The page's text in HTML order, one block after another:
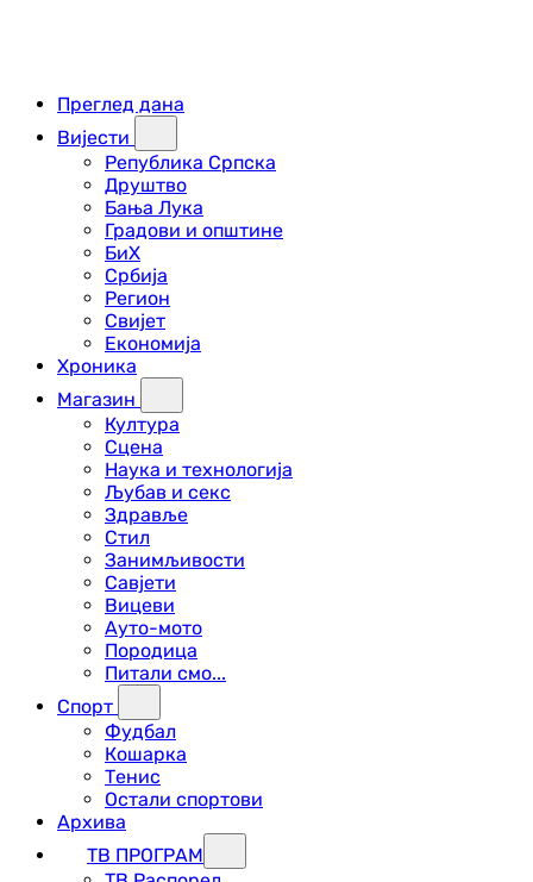
Преглед дана
Вијести
Република Српска
Друштво
Бања Лука
Градови и општине
БиХ
Србија
Регион
Свијет
Економија
Хроника
Магазин
Култура
Сцена
Наука и технологија
Љубав и секс
Здравље
Стил
Занимљивости
Савјети
Вицеви
Ауто-мото
Породица
Питали смо...
Спорт
Фудбал
Кошарка
Тенис
Остали спортови
Архива
ТВ ПРОГРАМ